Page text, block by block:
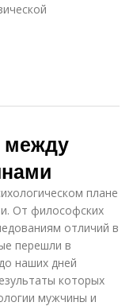
между
плане
От философских
отличий в
перешли в
наших дней
которых
мужчины и